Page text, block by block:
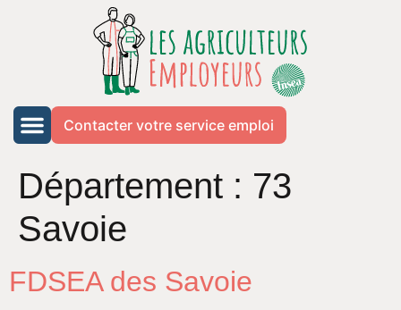
Contacter votre service emploi
Département : 73
Savoie
FDSEA des Savoie